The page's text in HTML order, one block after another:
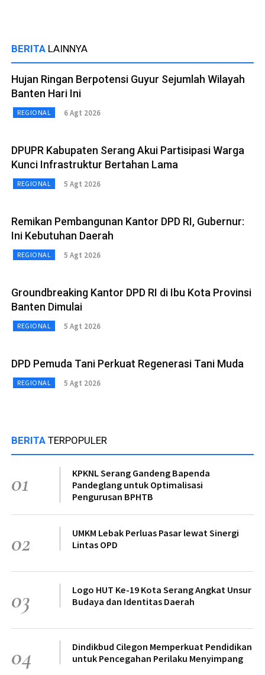
BERITA LAINNYA
Hujan Ringan Berpotensi Guyur Sejumlah Wilayah
Banten Hari Ini
REGIONAL 6 Agt 2026
DPUPR Kabupaten Serang Akui Partisipasi Warga
Kunci Infrastruktur Bertahan Lama
REGIONAL 5 Agt 2026
Remikan Pembangunan Kantor DPD RI, Gubernur:
Ini Kebutuhan Daerah
REGIONAL 5 Agt 2026
Groundbreaking Kantor DPD RI di Ibu Kota Provinsi
Banten Dimulai
REGIONAL 5 Agt 2026
DPD Pemuda Tani Perkuat Regenerasi Tani Muda
REGIONAL 5 Agt 2026
BERITA TERPOPULER
01
KPKNL Serang Gandeng Bapenda
Pandeglang untuk Optimalisasi
Pengurusan BPHTB
02
UMKM Lebak Perluas Pasar lewat Sinergi
Lintas OPD
03
Logo HUT Ke-19 Kota Serang Angkat Unsur
Budaya dan Identitas Daerah
04
Dindikbud Cilegon Memperkuat Pendidikan
untuk Pencegahan Perilaku Menyimpang